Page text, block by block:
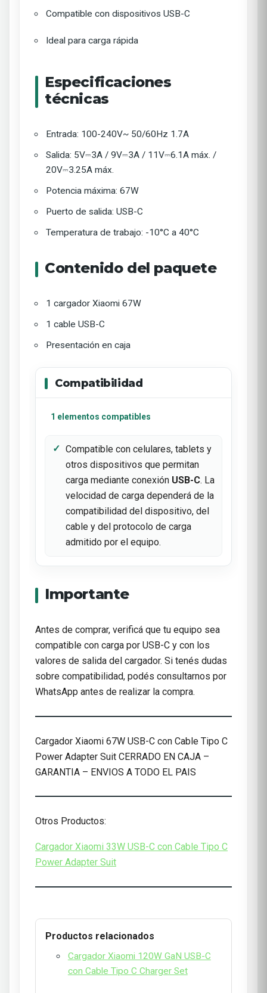
Compatible con dispositivos USB-C
Ideal para carga rápida
Especificaciones
técnicas
Entrada: 100-240V~ 50/60Hz 1.7A
Salida: 5V⎓3A / 9V⎓3A / 11V⎓6.1A máx. /
20V⎓3.25A máx.
Potencia máxima: 67W
Puerto de salida: USB-C
Temperatura de trabajo: -10°C a 40°C
Contenido del paquete
1 cargador Xiaomi 67W
1 cable USB-C
Presentación en caja
Compatibilidad
1 elementos compatibles
Compatible con celulares, tablets y
otros dispositivos que permitan
carga mediante conexión USB-C. La
velocidad de carga dependerá de la
compatibilidad del dispositivo, del
cable y del protocolo de carga
admitido por el equipo.
Importante
Antes de comprar, verificá que tu equipo sea
compatible con carga por USB-C y con los
valores de salida del cargador. Si tenés dudas
sobre compatibilidad, podés consultarnos por
WhatsApp antes de realizar la compra.
Cargador Xiaomi 67W USB-C con Cable Tipo C
Power Adapter Suit CERRADO EN CAJA –
GARANTIA – ENVIOS A TODO EL PAIS
Otros Productos:
Cargador Xiaomi 33W USB-C con Cable Tipo C
Power Adapter Suit
Productos relacionados
Cargador Xiaomi 120W GaN USB-C
con Cable Tipo C Charger Set